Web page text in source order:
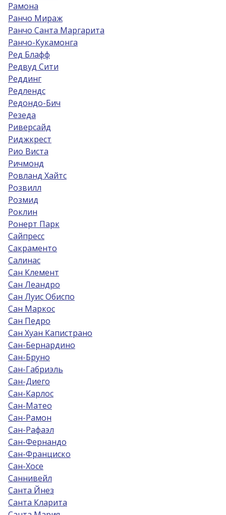
Рамона
Ранчо Мираж
Ранчо Санта Маргарита
Ранчо-Кукамонга
Ред Блафф
Редвуд Сити
Реддинг
Редлендс
Редондо-Бич
Резеда
Риверсайд
Риджкрест
Рио Виста
Ричмонд
Ровланд Хайтс
Розвилл
Розмид
Роклин
Ронерт Парк
Сайпресс
Сакраменто
Салинас
Сан Клемент
Сан Леандро
Сан Луис Обиспо
Сан Маркос
Сан Педро
Сан Хуан Капистрано
Сан-Бернардино
Сан-Бруно
Сан-Габриэль
Сан-Диего
Сан-Карлос
Сан-Матео
Сан-Рамон
Сан-Рафаэл
Сан-Фернандо
Сан-Франциско
Сан-Хосе
Саннивейл
Санта Йнез
Санта Кларита